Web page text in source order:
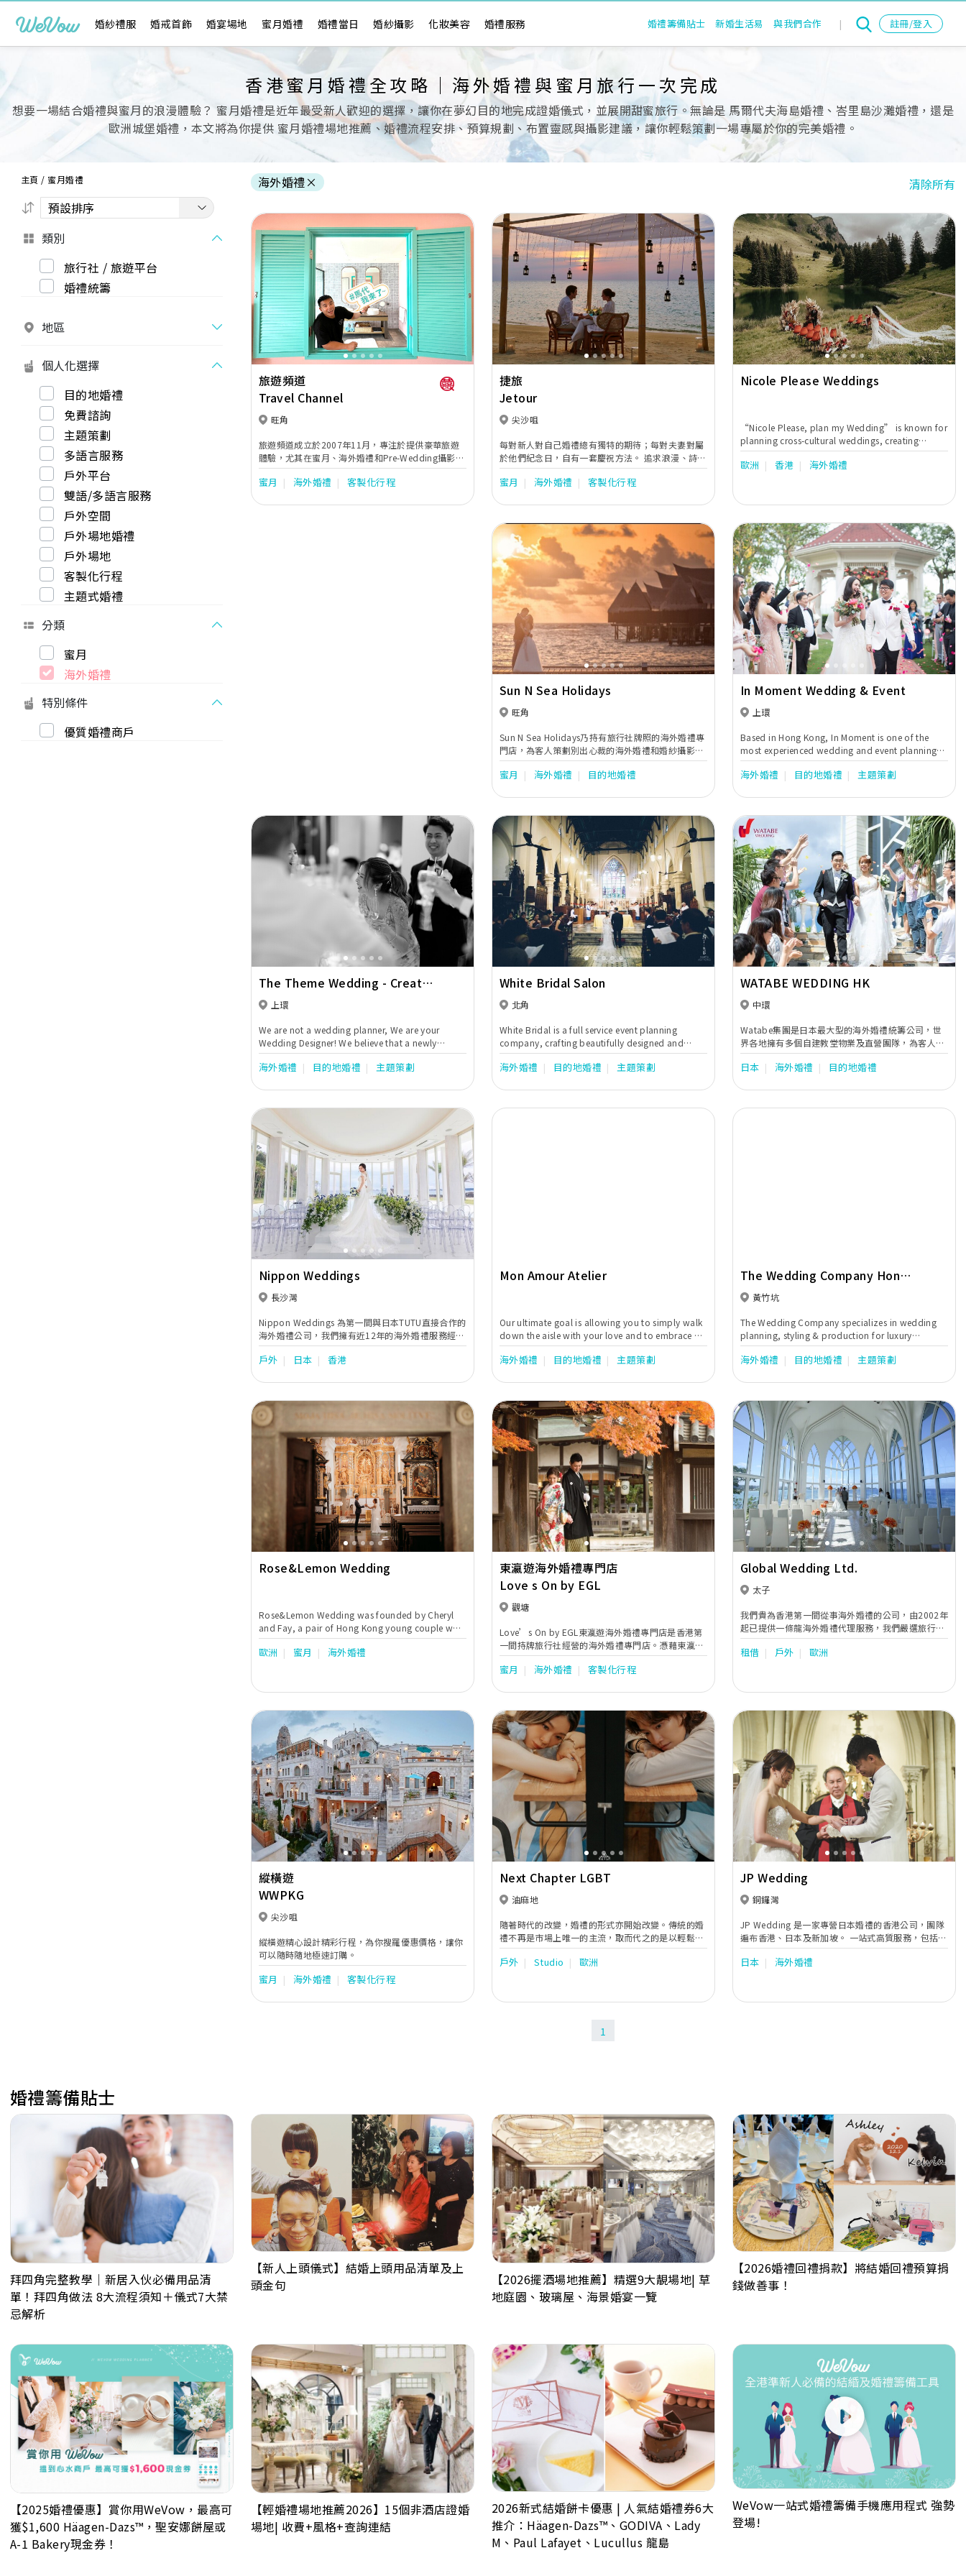
婚紗禮服 婚戒首飾 婚宴場地 蜜月婚禮 婚禮當日 婚紗攝影 化妝美容 婚禮服務 婚禮籌備貼士 新婚生活易 與我們合作 | 註冊/登入
香港蜜月婚禮全攻略｜海外婚禮與蜜月旅行一次完成
想要一場結合婚禮與蜜月的浪漫體驗？ 蜜月婚禮是近年最受新人歡迎的選擇，讓你在夢幻目的地完成證婚儀式，並展開甜蜜旅行。無論是 馬爾代夫海島婚禮、峇里島沙灘婚禮，還是
歐洲城堡婚禮，本文將為你提供 蜜月婚禮場地推薦、婚禮流程安排、預算規劃、布置靈感與攝影建議，讓你輕鬆策劃一場專屬於你的完美婚禮。
主頁 / 蜜月婚禮
類別
旅行社 / 旅遊平台
婚禮統籌
地區
個人化選擇
目的地婚禮
免費諮詢
主題策劃
多語言服務
戶外平台
雙語/多語言服務
戶外空間
戶外場地婚禮
戶外場地
客製化行程
主題式婚禮
分類
蜜月
海外婚禮
特別條件
優質婚禮商戶
海外婚禮× 清除所有
Previous Next
旅遊頻道
Travel Channel
旺角
旅遊頻道成立於2007年11月，專注於提供豪華旅遊
體驗，尤其在蜜月、海外婚禮和Pre-Wedding攝影方
面獨具特色，我們以優質的服務獲得了客戶的高度評
價。我們致力於提供高品質且一站式多元化的蜜月旅
非洲和奢華東南亞的蜜月旅遊服務。無論是蜜月旅
蜜月 海外婚禮 客製化行程
Previous Next
捷旅
Jetour
尖沙咀
每對新人對自己婚禮總有獨特的期待；每對夫妻對屬
於他們紀念日，自有一套慶祝方法。 追求浪漫、詩
意、熱情、簡約、傳統，還是靈性，您倆的婚旅絕不
應受到地域的限制。 憑著超過40年的專業和豐富的
蘭、海天一色的泰國、近如風俗典禮的日本或瑰麗童
話的歐洲，作出窩心妥善的安排，婚紗攝影、婚禮統
籌、禮服造型、紀念禮物，安排來賓旅程，一一代
辦，目的只為您能擁有屬於自己風格的海外婚旅。
蜜月 海外婚禮 客製化行程
Previous Next
Nicole Please Weddings
“Nicole Please, plan my Wedding” is known for
planning cross-cultural weddings, creating
interlinks between multiple cultures and different
religions, embracing personalised elements, and
you are on the Moon without going there.
Wedding Planning, Month of Coordination,
Hotels Wedding Strategy Consulting , and
Proposal Planning in world-renowned
destinations such as Zurich, Gstaad, Ticino,
Lucerne, Queenstown, Chiang Mai, Bali, Lake
Como, Italy, Marrakech, Portugal, Ibiza, Hong
Kong and many more.
歐洲 香港 海外婚禮
Previous Next
Sun N Sea Holidays
旺角
Sun N Sea Holidays乃持有旅行社牌照的海外婚禮專
門店，為客人策劃別出心裁的海外婚禮和婚紗攝影。
團隊以專業及專注細節見稱，為忙碌而追求高質素的
客人提供方便、快捷、準確的一站式婚旅服務。短短
求婚及週年紀念之旅。合作伙伴遍佈全球五十多個國
家如馬爾代夫、日本、希臘等。
蜜月 海外婚禮 目的地婚禮
Previous Next
In Moment Wedding & Event
上環
Based in Hong Kong, In Moment is one of the
most experienced wedding and event planning
companies, having produced many luxurious
and unique weddings along with large-scale
海外婚禮 目的地婚禮 主題策劃
Next
The Theme Wedding - Create
your perfect wedding
上環
We are not a wedding planner, We are your
Wedding Designer! We believe that a newly
weds’ need is not just a passive “old school”
wedding planner, but a proactive wedding
big day, fabricate the most memorable and
delightful night to them.
海外婚禮 目的地婚禮 主題策劃
Previous Next
White Bridal Salon
北角
White Bridal is a full service event planning
company, crafting beautifully designed and
impeccably accomplished weddings.
海外婚禮 目的地婚禮 主題策劃
Previous Next
WATABE WEDDING HK
中環
Watabe集團是日本最大型的海外婚禮統籌公司，世
界各地擁有多個自建教堂物業及直營團隊，為客人提
供優質的海外婚禮統籌服務。
日本 海外婚禮 目的地婚禮
Previous Next
Nippon Weddings
長沙灣
Nippon Weddings 為第一間與日本TUTU直接合作的
海外婚禮公司，我們擁有近12年的海外婚禮服務經
驗，與日本及其他大型旅行公司一直有緊密的合作，
不斷為顧客提供更好的服務。我們亦會安排一對一的
婚禮行程到選婚紗等等，我們都盡心盡力去滿足客
人。
戶外 日本 香港
Mon Amour Atelier
Our ultimate goal is allowing you to simply walk
down the aisle with your love and to embrace all
the graces and blessings.
海外婚禮 目的地婚禮 主題策劃
The Wedding Company Hong
Kong
黃竹坑
The Wedding Company specializes in wedding
planning, styling & production for luxury
weddings in HK, Asia and worldwide.
海外婚禮 目的地婚禮 主題策劃
Rose&Lemon Wedding
Rose&Lemon Wedding was founded by Cheryl
and Fay, a pair of Hong Kong young couple who
got married in Slovenia in August, 2018. They
aim to offer boutique wedding packages that are
destination wedding.
歐洲 蜜月 海外婚禮
Previous Next
東瀛遊海外婚禮專門店
Love s On by EGL
觀塘
Love’s On by EGL東瀛遊海外婚禮專門店是香港第
一間持牌旅行社經營的海外婚禮專門店。憑藉東瀛遊
歷年在日本建立強大旅遊網絡配套，加上在日本擁有
超過30間教堂的直屬代理權，讓Love’s On擁有安
的安排，實現新人對婚禮的憧憬。另外，Love’s On
更與時並進，特別採用VR科技，讓新人在揀選婚禮場
地時只要透過VR設備便可猶如置身當中，360度觀看
實況，從而挑選最合心的選擇。
蜜月 海外婚禮 客製化行程
Previous Next
Global Wedding Ltd.
太子
我們貴為香港第一間從事海外婚禮的公司，由2002年
起已提供一條龍海外婚禮代理服務，我們嚴選旅行結
婚的熱門地點，務求為每對新人提供最專業的服務。
目前本公司專舉辦前往關島﹑峇里﹑北海道﹑意大利
租借 戶外 歐洲
Previous Next
縱橫遊
WWPKG
尖沙咀
縱橫遊精心設計精彩行程，為你搜羅優惠價格，讓你
可以隨時隨地極速訂購。
蜜月 海外婚禮 客製化行程
Previous Next
Next Chapter LGBT
油麻地
隨著時代的改變，婚禮的形式亦開始改變。傳統的婚
禮不再是市場上唯一的主流，取而代之的是以輕鬆，
簡約及有創意的婚旅（結婚及旅行）。 公司創辦人同
樣是一對同性戀者,同時以婚旅形式實行了夢想婚禮展
夢想的情侶。見證及陪伴著整個幸福過程。 本公司重
求，設計獨有的理想婚旅。結婚與旅行同時並存，為
戶外 Studio 歐洲
Previous
JP Wedding
銅鑼灣
JP Wedding 是一家專營日本婚禮的香港公司，團隊
遍布香港、日本及新加坡。 一站式高質服務，包括：
•籌劃日本優雅歐式或自然風教堂的婚禮儀式 •婚
紗和服攝影 •日式新娘化妝及髮型設計 •日本婚紗
日本 海外婚禮
1
婚禮籌備貼士
拜四角完整教學｜新居入伙必備用品清
單！拜四角做法 8大流程須知＋儀式7大禁
忌解析
【新人上頭儀式】結婚上頭用品清單及上
頭金句
【2026擺酒場地推薦】精選9大靚場地| 草
地庭園、玻璃屋、海景婚宴一覽
【2026婚禮回禮捐款】將結婚回禮預算捐
錢做善事！
【2025婚禮優惠】賞你用WeVow，最高可
獲$1,600 Häagen-Dazs™，聖安娜餅屋或
A-1 Bakery現金券！
【輕婚禮場地推薦2026】15個非酒店證婚
場地| 收費+風格+查詢連結
2026新式結婚餅卡優惠 | 人氣結婚禮券6大
推介：Häagen-Dazs™、GODIVA、Lady
M、Paul Lafayet、Lucullus 龍島
WeVow一站式婚禮籌備手機應用程式 強勢
登場!